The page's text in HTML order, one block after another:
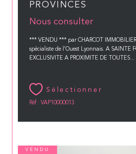
PROVINCES
Nous consulter
*** VENDU *** par CHARCOT
spécialiste de l'Ouest Lyonnais. A SAINTE
EXCLUSIVITE A PROXIMITE DE TOUTES...
Sélectionner
Réf : VAP10000013
VENDU